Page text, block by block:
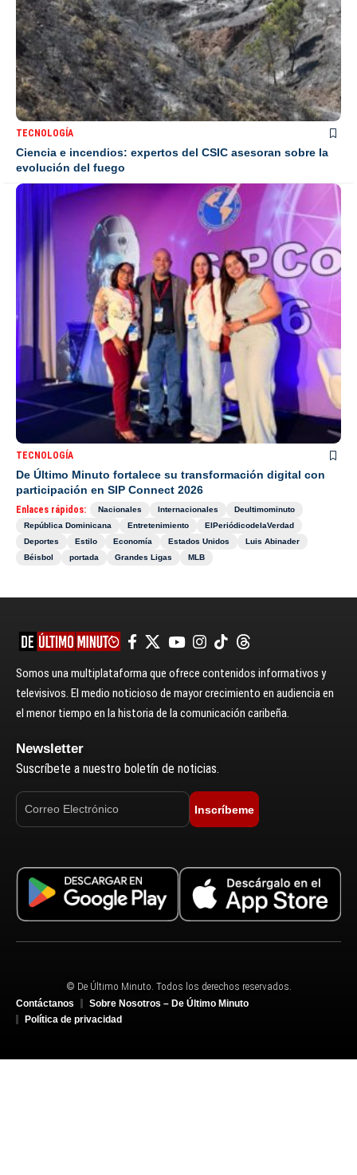
TECNOLOGÍA
Ciencia e incendios: expertos del CSIC asesoran sobre la
evolución del fuego
TECNOLOGÍA
De Último Minuto fortalece su transformación digital con
participación en SIP Connect 2026
Enlaces rápidos: Nacionales Internacionales
Deultimominuto
República Dominicana
Entretenimiento
ElPeriódicodelaVerdad
Deportes
Estilo Economía Estados Unidos
Luis Abinader
Béisbol
portada Grandes Ligas MLB
Somos una multiplataforma que ofrece contenidos informativos y
televisivos. El medio noticioso de mayor crecimiento en audiencia en
el menor tiempo en la historia de la comunicación caribeña.
Newsletter
Suscríbete a nuestro boletín de noticias.
Inscríbeme
© De Último Minuto. Todos los derechos reservados.
Contáctanos
Sobre Nosotros – De Último Minuto
Política de privacidad